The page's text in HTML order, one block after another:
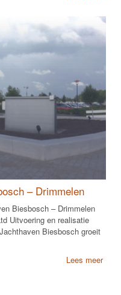
– Drimmelen
Biesbosch – Drimmelen
Uitvoering en realisatie
Biesbosch groeit
Lees meer